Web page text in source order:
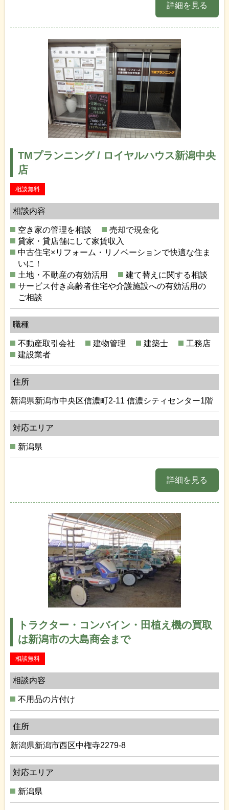
詳細を見る
TMプランニング / ロイヤルハウス新潟中央
店
相談無料
相談内容
空き家の管理を相談
売却で現金化
貸家・貸店舗にして家賃収入
中古住宅×リフォーム・リノベーションで快適な住ま
いに！
土地・不動産の有効活用
建て替えに関する相談
サービス付き高齢者住宅や介護施設への有効活用の
ご相談
職種
不動産取引会社 建物管理 建築士
工務店
建設業者
住所
新潟県新潟市中央区信濃町2-11 信濃シティセンター1階
対応エリア
新潟県
詳細を見る
トラクター・コンバイン・田植え機の買取
は新潟市の大島商会まで
相談無料
相談内容
不用品の片付け
住所
新潟県新潟市西区中権寺2279-8
対応エリア
新潟県